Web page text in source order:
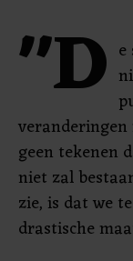
"D
veranderingen
geen tekenen
niet zal
zie, is dat we
drastische